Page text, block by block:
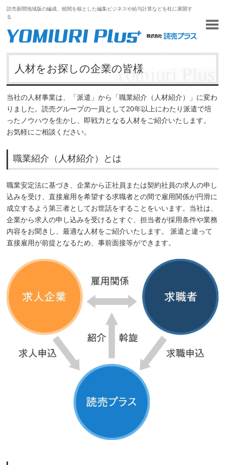
読売新聞地域版の編成、校閲を核とした編集ビジネスや給与計算などを柱に展開す
る
人材をお探しの企業の皆様
当社の人材事業は、「派遣」から「職業紹介（人材紹介）」に変わ
りました。読売グループの一員として20年以上にわたり派遣で培
ったノウハウを生かし、即戦力となる人材をご紹介いたします。
お気軽にご相談ください。
職業紹介（人材紹介）とは
職業安定法に基づき、企業から正社員または契約社員の求人の申し
込みを受け、直接雇用を希望する求職者との間で雇用関係が円滑に
成立するよう第三者としてお世話をすることをいいます。当社は、
企業から求人の申し込みを受けるとすぐ、担当者が採用条件や業務
内容をお聞きし、最適な人材をご紹介いたします。 派遣と違って
直接雇用が前提となるため、事前面接等ができます。